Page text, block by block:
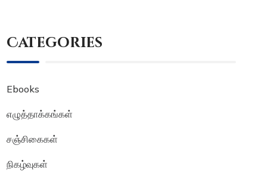
Categories
Ebooks
எழுத்தாக்கங்கள்
சஞ்சிகைகள்
நிகழ்வுகள்